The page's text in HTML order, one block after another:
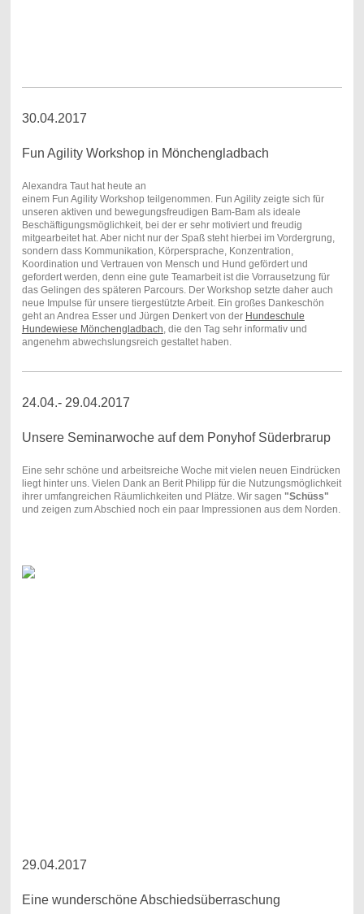
30.04.2017
Fun Agility Workshop in Mönchengladbach
Alexandra Taut hat heute an
einem Fun Agility Workshop teilgenommen. Fun Agility zeigte sich für
unseren aktiven und bewegungsfreudigen Bam-Bam als ideale
Beschäftigungsmöglichkeit, bei der er sehr motiviert und freudig
mitgearbeitet hat. Aber nicht nur der Spaß steht hierbei im Vordergrung,
sondern dass Kommunikation, Körpersprache, Konzentration,
Koordination und Vertrauen von Mensch und Hund gefördert und
gefordert werden, denn eine gute Teamarbeit ist die Vorrausetzung für
das Gelingen des späteren Parcours. Der Workshop setzte daher auch
neue Impulse für unsere tiergestützte Arbeit. Ein großes Dankeschön
geht an Andrea Esser und Jürgen Denkert von der Hundeschule
Hundewiese Mönchengladbach, die den Tag sehr informativ und
angenehm abwechslungsreich gestaltet haben.
24.04.- 29.04.2017
Unsere Seminarwoche auf dem Ponyhof Süderbrarup
Eine sehr schöne und arbeitsreiche Woche mit vielen neuen Eindrücken
liegt hinter uns. Vielen Dank an Berit Philipp für die Nutzungsmöglichkeit
ihrer umfangreichen Räumlichkeiten und Plätze. Wir sagen "Schüss"
und zeigen zum Abschied noch ein paar Impressionen aus dem Norden.
29.04.2017
Eine wunderschöne Abschiedsüberraschung